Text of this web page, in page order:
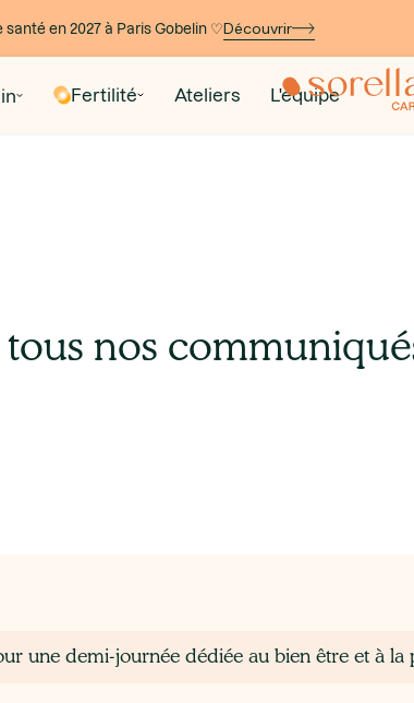
en 2027 à Paris Gobelin ♡Découvrir
Fertilité Ateliers L'équipe
nos
une demi-­journée dédiée au bien être et à